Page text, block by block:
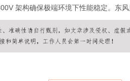
架构确保极端环境下性能稳定。东风